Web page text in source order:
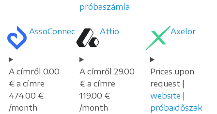
próbaszámla
AssoConnect
A címről 0.00
€ a címre
474.00 €
/month
Attio
A címről 29.00
€ a címre
119.00 €
/month
Axelor
Prices upon
request |
website |
próbaidőszak